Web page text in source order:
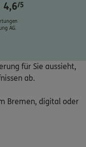
4,6/5
AG.
für Sie aussieht,
ab.
Bremen, digital oder